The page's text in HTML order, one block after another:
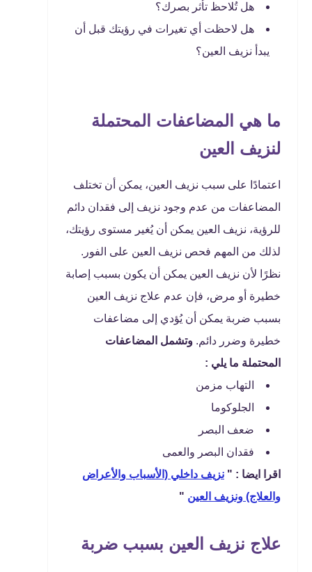
هل تُلاحظ تأثر بصرك؟
هل لاحظت أي تغيرات في رؤيتك قبل أن
يبدأ نزيف العين؟
ما هي المضاعفات المحتملة
لنزيف العين
اعتمادًا على سبب نزيف العين، يمكن أن تختلف
المضاعفات من عدم وجود نزيف إلى فقدان دائم
للرؤية، نزيف العين يمكن أن يُغير مستوى رؤيتك،
لذلك من المهم فحص نزيف العين على الفور.
نظرًا لأن نزيف العين يمكن أن يكون بسبب إصابة
خطيرة أو مرض، فإن عدم علاج نزيف العين
بسبب ضربة يمكن أن يُؤدي إلى مضاعفات
خطيرة وضرر دائم. وتشمل المضاعفات
المحتملة ما يلي :
التهاب مزمن
الجلوكوما
ضعف البصر
فقدان البصر والعمى
اقرا ايضا : " نزيف داخلي (الأسباب والأعراض
والعلاج) ونزيف العين "
علاج نزيف العين بسبب ضربة